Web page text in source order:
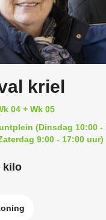
kriel
04 + Wk 05
(Dinsdag 10:00 -
9:00 - 17:00 uur)
kilo